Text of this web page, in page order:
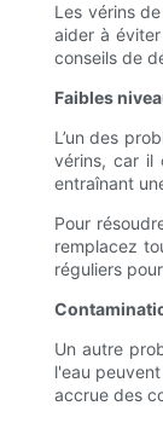
Les vérins
aider à
conseils de
Faibles
L’un des
vérins, car il
entraînant
Pour
remplacez
réguliers
Un autre
l'eau
accrue des